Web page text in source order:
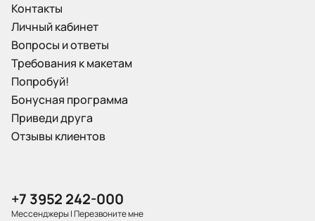
Контакты
Личный кабинет
Вопросы и ответы
Требования к макетам
Попробуй!
Бонусная программа
Приведи друга
Отзывы клиентов
+7 3952 242-000
Мессенджеры|Перезвоните мне